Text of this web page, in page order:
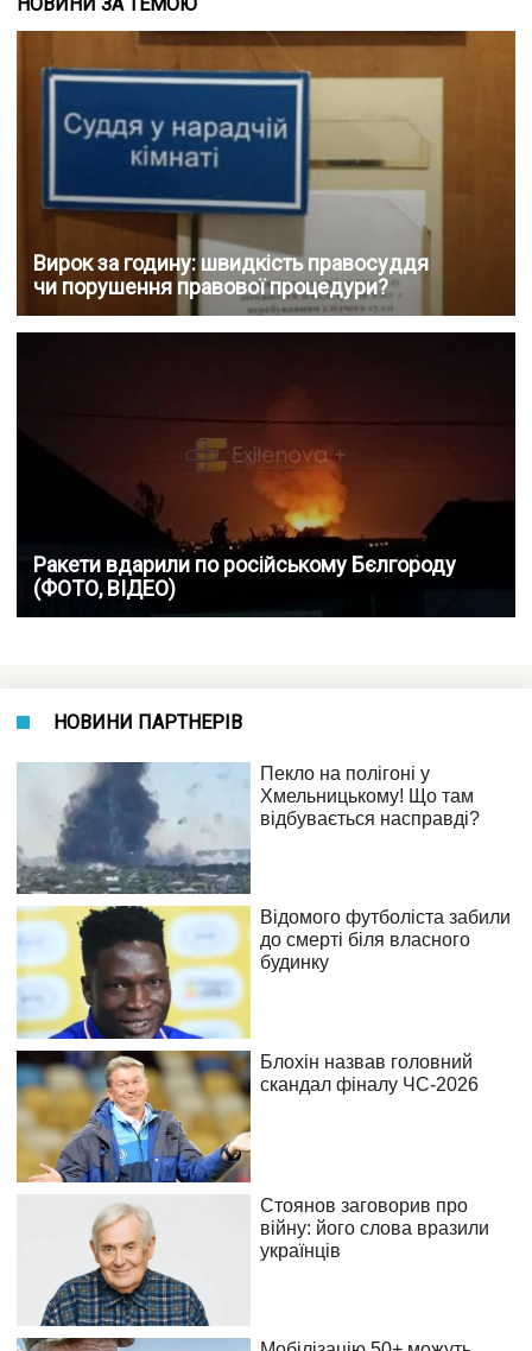
Вирок за годину: швидкість правосуддя
чи порушення правової процедури?
Ракети вдарили по російському Бєлгороду
(ФОТО, ВІДЕО)
НОВИНИ ПАРТНЕРІВ